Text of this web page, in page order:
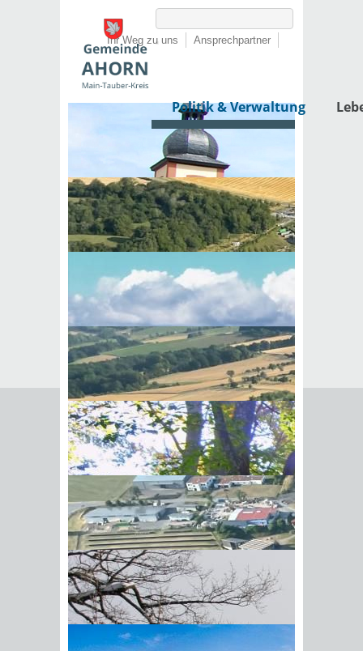
Ihr Weg zu uns Ansprechpartner
Politik & Verwaltung
BIick vom Galgenberg auf
Hohenstadt
Startseite › Politik & Verwaltung› Rathaus›
Lebenslagen
Seite empfehlen
Empfehlung senden an*
Mit diesem Kommentar
Ihr Name
Ihre E-Mail-Adresse*